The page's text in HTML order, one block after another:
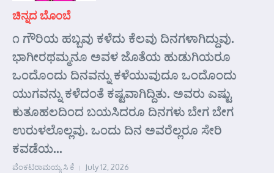
ಚಿನ್ನದ ಬೊಂಬೆ
೧ ಗೌರಿಯ ಹಬ್ಬವು ಕಳೆದು ಕೆಲವು ದಿನಗಳಾಗಿದ್ದುವು.
ಭಾಗೀರಥಮ್ಮನೂ ಅವಳ ಜೊತೆಯ ಹುಡುಗಿಯರೂ
ಒಂದೊಂದು ದಿನವನ್ನು ಕಳೆಯುವುದೂ ಒಂದೊಂದು
ಯುಗವನ್ನು ಕಳೆದಂತೆ ಕಷ್ಟವಾಗಿದ್ದಿತು. ಅವರು ಎಷ್ಟು
ಕುತೂಹಲದಿಂದ ಬಯಸಿದರೂ ದಿನಗಳು ಬೇಗ ಬೇಗ
ಉರುಳಲೊಲ್ಲವು. ಒಂದು ದಿನ ಅವರೆಲ್ಲರೂ ಸೇರಿ
ಕವಡೆಯ...
ವೆಂಕಟರಾಮಯ್ಯ ಸಿ ಕೆ July 12, 2026